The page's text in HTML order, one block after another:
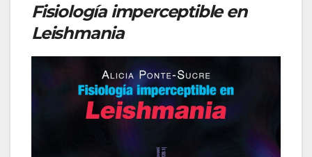
Fisiología imperceptible en
Leishmania